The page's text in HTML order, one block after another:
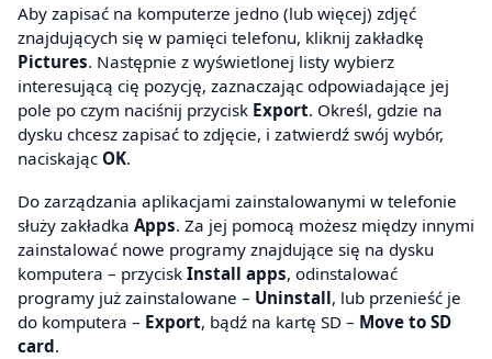
Aby zapisać na komputerze jedno (lub więcej) zdjęć
znajdujących się w pamięci telefonu, kliknij zakładkę
Pictures. Następnie z wyświetlonej listy wybierz
interesującą cię pozycję, zaznaczając odpowiadające jej
pole po czym naciśnij przycisk Export. Określ, gdzie na
dysku chcesz zapisać to zdjęcie, i zatwierdź swój wybór,
naciskając OK.
Do zarządzania aplikacjami zainstalowanymi w telefonie
służy zakładka Apps. Za jej pomocą możesz między innymi
zainstalować nowe programy znajdujące się na dysku
komputera – przycisk Install apps, odinstalować
programy już zainstalowane – Uninstall, lub przenieść je
do komputera – Export, bądź na kartę SD – Move to SD
card.